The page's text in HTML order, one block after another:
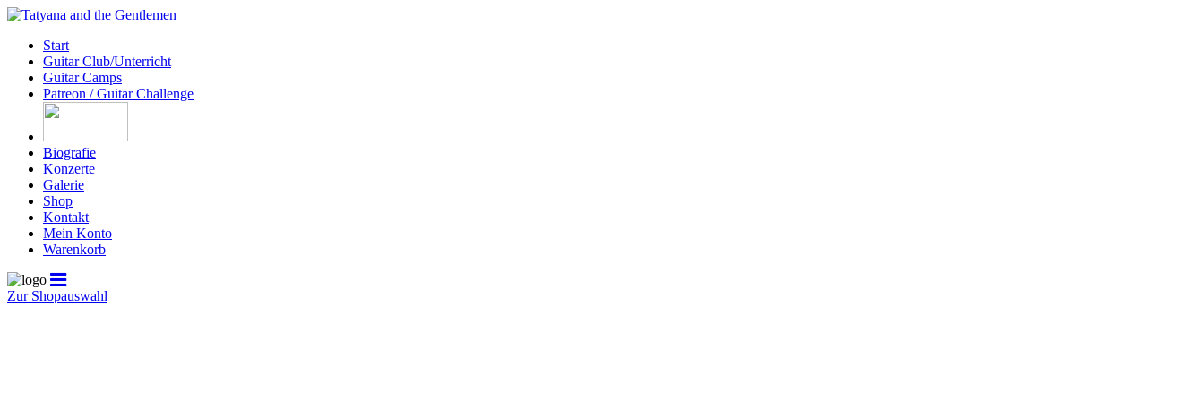
Start
Guitar Club/Unterricht
Guitar Camps
Patreon / Guitar Challenge
Biografie
Konzerte
Galerie
Shop
Kontakt
Mein Konto
Warenkorb
Zur Shopauswahl